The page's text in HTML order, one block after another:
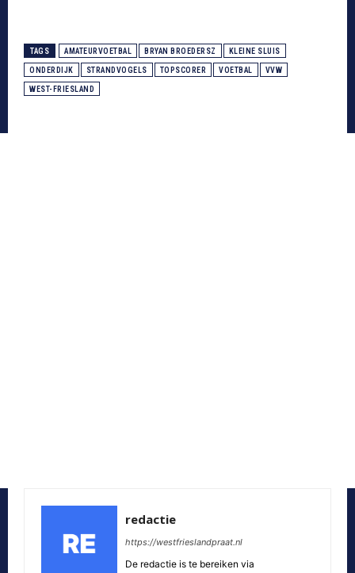
TAGS AMATEURVOETBAL BRYAN BROEDERSZ KLEINE SLUIS
ONDERDIJK STRANDVOGELS TOPSCORER VOETBAL VVW
WEST-FRIESLAND
redactie
https://westfrieslandpraat.nl
De redactie is te bereiken via